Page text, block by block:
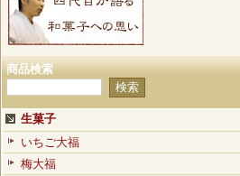
商品検索
生菓子
いちご大福
梅大福